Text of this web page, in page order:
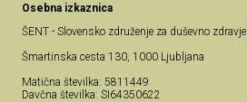
Osebna izkaznica
ŠENT - Slovensko združenje za duševno zdravje
Šmartinska cesta 130, 1000 Ljubljana
Matična številka: 5811449
Davčna številka: SI64350622